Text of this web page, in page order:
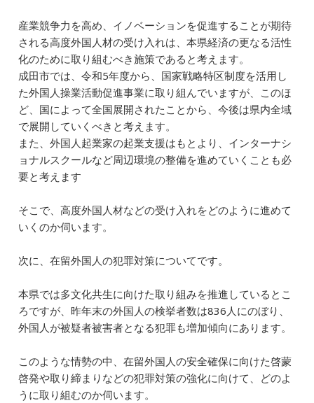
産業競争力を高め、イノベーションを促進することが期待
される高度外国人材の受け入れは、本県経済の更なる活性
化のために取り組むべき施策であると考えます。
成田市では、令和5年度から、国家戦略特区制度を活用し
た外国人操業活動促進事業に取り組んでいますが、このほ
ど、国によって全国展開されたことから、今後は県内全域
で展開していくべきと考えます。
また、外国人起業家の起業支援はもとより、インターナシ
ョナルスクールなど周辺環境の整備を進めていくことも必
要と考えます
そこで、高度外国人材などの受け入れをどのように進めて
いくのか伺います。
次に、在留外国人の犯罪対策についてです。
本県では多文化共生に向けた取り組みを推進しているとこ
ろですが、昨年末の外国人の検挙者数は836人にのぼり、
外国人が被疑者被害者となる犯罪も増加傾向にあります。
このような情勢の中、在留外国人の安全確保に向けた啓蒙
啓発や取り締まりなどの犯罪対策の強化に向けて、どのよ
うに取り組むのか伺います。